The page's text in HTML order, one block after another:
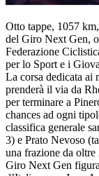
Otto tappe, 1057
del Giro Next Gen,
Federazione
per lo Sport e i
La corsa dedicata
prenderà il via da
per terminare a
chances ad ogni
classifica generale
3) e Prato Nevoso
una frazione da
Giro Next Gen